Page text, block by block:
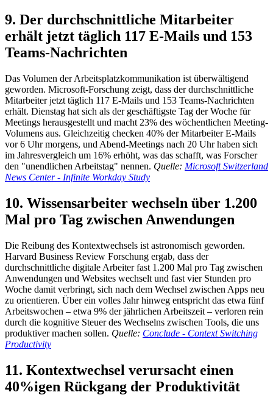
9. Der durchschnittliche Mitarbeiter
erhält jetzt täglich 117 E-Mails und 153
Teams-Nachrichten
Das Volumen der Arbeitsplatzkommunikation ist überwältigend
geworden. Microsoft-Forschung zeigt, dass der durchschnittliche
Mitarbeiter jetzt täglich 117 E-Mails und 153 Teams-Nachrichten
erhält. Dienstag hat sich als der geschäftigste Tag der Woche für
Meetings herausgestellt und macht 23% des wöchentlichen Meeting-
Volumens aus. Gleichzeitig checken 40% der Mitarbeiter E-Mails
vor 6 Uhr morgens, und Abend-Meetings nach 20 Uhr haben sich
im Jahresvergleich um 16% erhöht, was das schafft, was Forscher
den "unendlichen Arbeitstag" nennen. Quelle: Microsoft Switzerland
News Center - Infinite Workday Study
10. Wissensarbeiter wechseln über 1.200
Mal pro Tag zwischen Anwendungen
Die Reibung des Kontextwechsels ist astronomisch geworden.
Harvard Business Review Forschung ergab, dass der
durchschnittliche digitale Arbeiter fast 1.200 Mal pro Tag zwischen
Anwendungen und Websites wechselt und fast vier Stunden pro
Woche damit verbringt, sich nach dem Wechsel zwischen Apps neu
zu orientieren. Über ein volles Jahr hinweg entspricht das etwa fünf
Arbeitswochen – etwa 9% der jährlichen Arbeitszeit – verloren rein
durch die kognitive Steuer des Wechselns zwischen Tools, die uns
produktiver machen sollen. Quelle: Conclude - Context Switching
Productivity
11. Kontextwechsel verursacht einen
40%igen Rückgang der Produktivität